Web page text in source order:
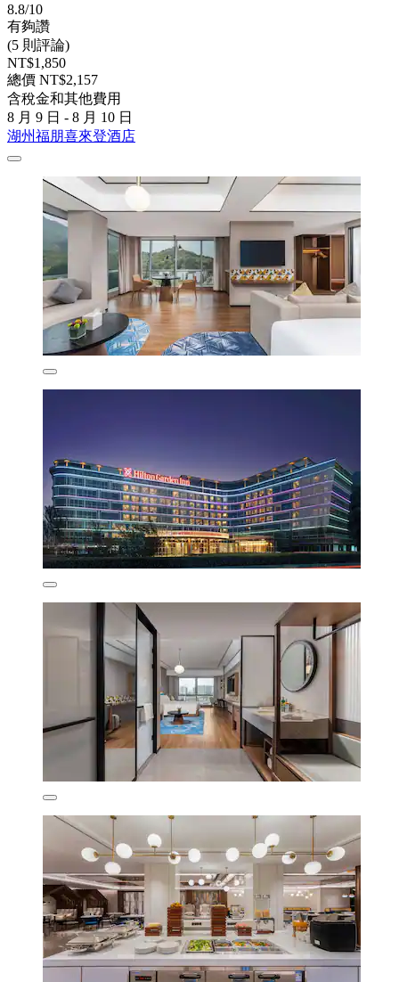
8.8/10
有夠讚
(5 則評論)
NT$1,850
總價 NT$2,157
含稅金和其他費用
8 月 9 日 - 8 月 10 日
湖州福朋喜來登酒店